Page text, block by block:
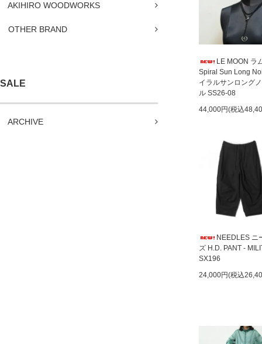
AKIHIRO WOODWORKS
OTHER BRAND
SALE
ARCHIVE
LE MOON ラ
Spiral Sun Long
イラルサンロング
ル SS26-08
44,000円(税込
NEEDLES ニ
ズ H.D. PANT -
SX196
24,000円(税込